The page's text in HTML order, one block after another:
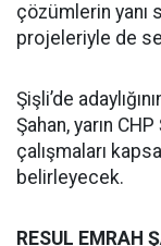
çözümlerin yanı
projeleriyle de
Şişli’de
Şahan, yarın
çalışmaları
belirleyecek.
RESUL EMRAH